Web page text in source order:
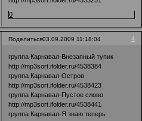
0
Поделиться 4
03.09.2009 11:18:04
группа Карнавал-Внезапный тупик
http://mp3sort.ifolder.ru/4538384
группа Карнавал-Остров
http://mp3sort.ifolder.ru/4538423
группа Карнавал-Пустое слово
http://mp3sort.ifolder.ru/4538441
группа Карнавал-Я знаю теперь